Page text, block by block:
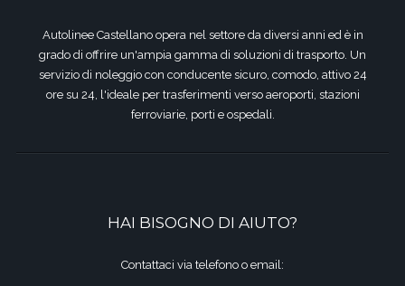
Autolinee Castellano opera nel settore da diversi anni ed è in
grado di offrire un'ampia gamma di soluzioni di trasporto. Un
servizio di noleggio con conducente sicuro, comodo, attivo 24
ore su 24, l'ideale per trasferimenti verso aeroporti, stazioni
ferroviarie, porti e ospedali.
HAI BISOGNO DI AIUTO?
Contattaci via telefono o email: